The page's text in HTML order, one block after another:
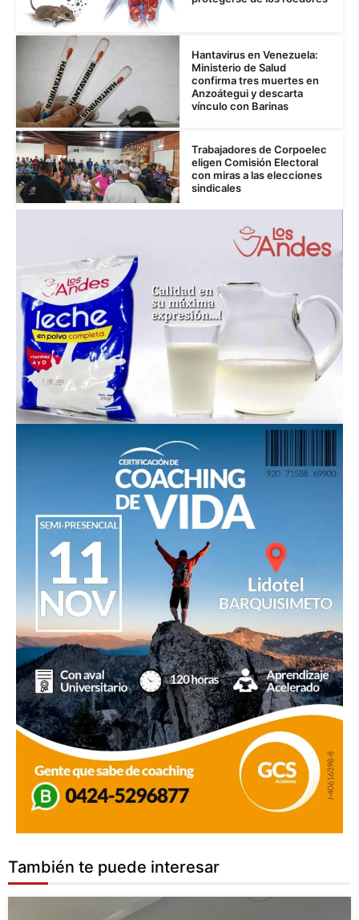
Hantavirus en Venezuela:
Ministerio de Salud
confirma tres muertes en
Anzoátegui y descarta
vínculo con Barinas
Trabajadores de Corpoelec
eligen Comisión Electoral
con miras a las elecciones
sindicales
También te puede interesar